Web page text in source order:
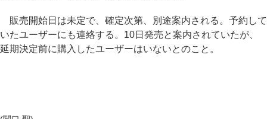
販売開始日は未定で、確定次第、別途案内される。予約して
いたユーザーにも連絡する。10日発売と案内されていたが、
延期決定前に購入したユーザーはいないとのこと。